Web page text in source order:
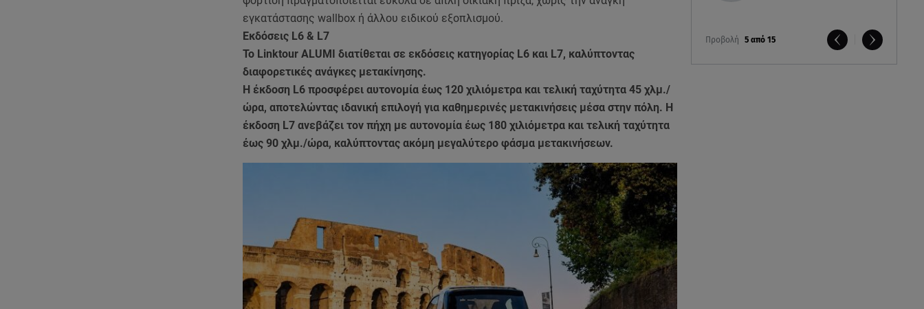
Προβολή 5 από 15
εγκατάστασης wallbox ή άλλου ειδικού εξοπλισμού.
Εκδόσεις L6 & L7
Το Linktour ALUMI διατίθεται σε εκδόσεις κατηγορίας L6 και L7, καλύπτοντας
διαφορετικές ανάγκες μετακίνησης.
Η έκδοση L6 προσφέρει αυτονομία έως 120 χιλιόμετρα και τελική ταχύτητα 45 χλμ./
ώρα, αποτελώντας ιδανική επιλογή για καθημερινές μετακινήσεις μέσα στην πόλη. Η
έκδοση L7 ανεβάζει τον πήχη με αυτονομία έως 180 χιλιόμετρα και τελική ταχύτητα
έως 90 χλμ./ώρα, καλύπτοντας ακόμη μεγαλύτερο φάσμα μετακινήσεων.